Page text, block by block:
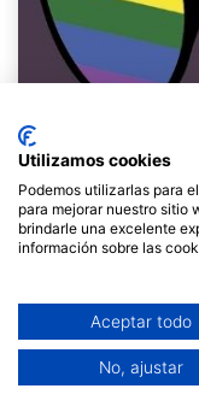
de 18 a 19:30 h,
"Aplicando la
cargo de Berta
línea, gratuita y
Utilizamos cookies
Podemos utilizarlas para
para mejorar nuestro sitio
brindarle una excelente
información sobre las
Aceptar todo
No, ajustar